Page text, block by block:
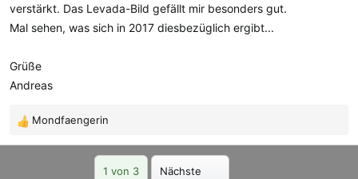
verstärkt. Das Levada-Bild gefällt mir besonders gut.
Mal sehen, was sich in 2017 diesbezüglich ergibt...
Grüße
Andreas
R
e
Mondfaengerin
1 von 3 Nächste